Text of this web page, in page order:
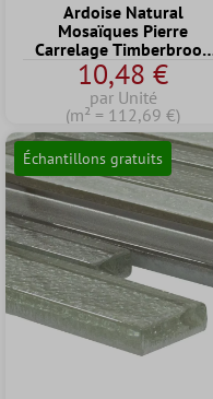
Ardoise Natural
Mosaïques Pierre
Carrelage Timberbrook
Anthracite
10,48 €
par Unité
(m² = 112,69 €)
Échantillons gratuits